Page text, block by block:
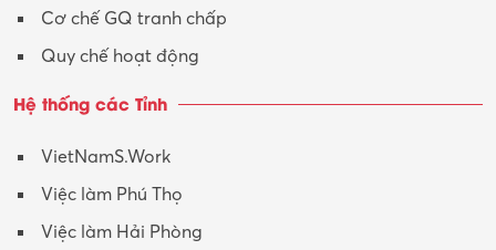
Cơ chế GQ tranh chấp
Quy chế hoạt động
Hệ thống các Tỉnh
VietNamS.Work
Việc làm Phú Thọ
Việc làm Hải Phòng